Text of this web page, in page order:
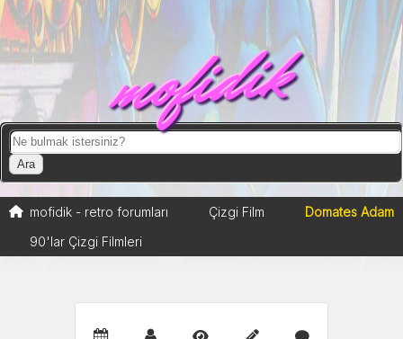
mofidik
mofidik - retro forumları
Çizgi Film
90'lar Çizgi Filmleri
Domates Adam